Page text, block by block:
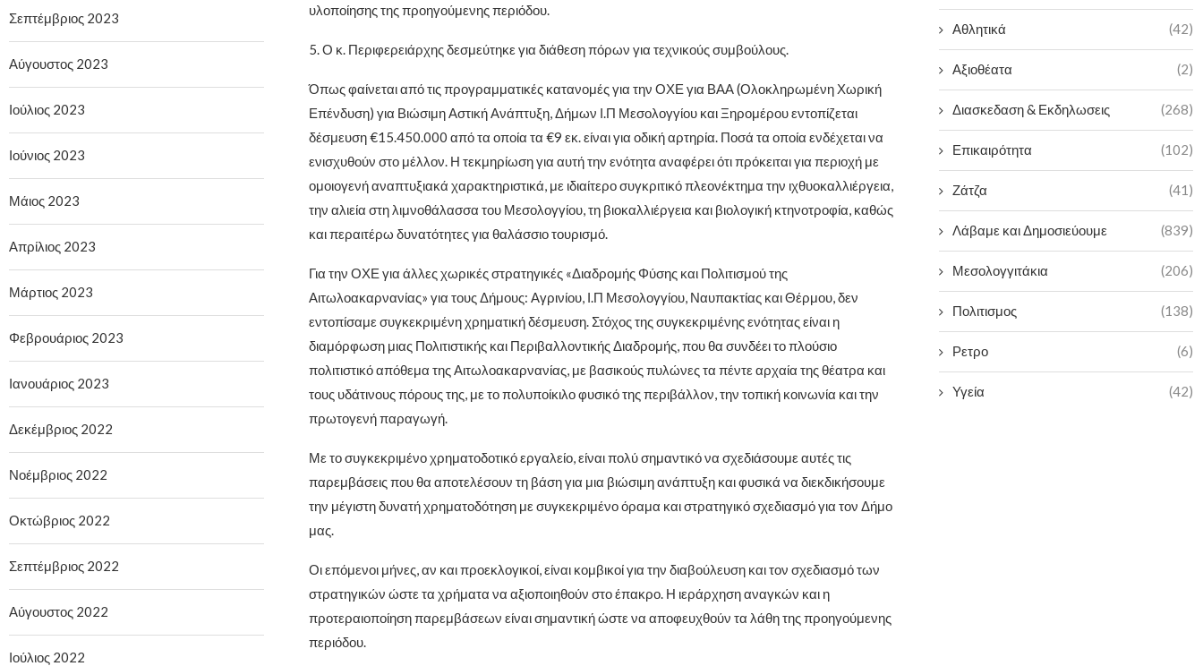
υλοποίησης της προηγούμενης περιόδου.
5. Ο κ. Περιφερειάρχης δεσμεύτηκε για διάθεση πόρων για τεχνικούς συμβούλους.
Όπως φαίνεται από τις προγραμματικές κατανομές για την ΟΧΕ για ΒΑΑ (Ολοκληρωμένη Χωρική
Επένδυση) για Βιώσιμη Αστική Ανάπτυξη, Δήμων Ι.Π Μεσολογγίου και Ξηρομέρου εντοπίζεται
δέσμευση €15.450.000 από τα οποία τα €9 εκ. είναι για οδική αρτηρία. Ποσά τα οποία ενδέχεται να
ενισχυθούν στο μέλλον. Η τεκμηρίωση για αυτή την ενότητα αναφέρει ότι πρόκειται για περιοχή με
ομοιογενή αναπτυξιακά χαρακτηριστικά, με ιδιαίτερο συγκριτικό πλεονέκτημα την ιχθυοκαλλιέργεια,
την αλιεία στη λιμνοθάλασσα του Μεσολογγίου, τη βιοκαλλιέργεια και βιολογική κτηνοτροφία, καθώς
και περαιτέρω δυνατότητες για θαλάσσιο τουρισμό.
Για την ΟΧΕ για άλλες χωρικές στρατηγικές «Διαδρομής Φύσης και Πολιτισμού της
Αιτωλοακαρνανίας» για τους Δήμους: Αγρινίου, Ι.Π Μεσολογγίου, Ναυπακτίας και Θέρμου, δεν
εντοπίσαμε συγκεκριμένη χρηματική δέσμευση. Στόχος της συγκεκριμένης ενότητας είναι η
διαμόρφωση μιας Πολιτιστικής και Περιβαλλοντικής Διαδρομής, που θα συνδέει το πλούσιο
πολιτιστικό απόθεμα της Αιτωλοακαρνανίας, με βασικούς πυλώνες τα πέντε αρχαία της θέατρα και
τους υδάτινους πόρους της, με το πολυποίκιλο φυσικό της περιβάλλον, την τοπική κοινωνία και την
πρωτογενή παραγωγή.
Με το συγκεκριμένο χρηματοδοτικό εργαλείο, είναι πολύ σημαντικό να σχεδιάσουμε αυτές τις
παρεμβάσεις που θα αποτελέσουν τη βάση για μια βιώσιμη ανάπτυξη και φυσικά να διεκδικήσουμε
την μέγιστη δυνατή χρηματοδότηση με συγκεκριμένο όραμα και στρατηγικό σχεδιασμό για τον Δήμο
μας.
Οι επόμενοι μήνες, αν και προεκλογικοί, είναι κομβικοί για την διαβούλευση και τον σχεδιασμό των
στρατηγικών ώστε τα χρήματα να αξιοποιηθούν στο έπακρο. Η ιεράρχηση αναγκών και η
προτεραιοποίηση παρεμβάσεων είναι σημαντική ώστε να αποφευχθούν τα λάθη της προηγούμενης
περιόδου.
Αθλητικά (42)
Αξιοθέατα (2)
Διασκεδαση & Εκδηλωσεις (268)
Επικαιρότητα (102)
Ζάτζα (41)
Λάβαμε και Δημοσιεύουμε (839)
Μεσολογγιτάκια (206)
Πολιτισμος (138)
Ρετρο (6)
Υγεία (42)
Σεπτέμβριος 2023
Αύγουστος 2023
Ιούλιος 2023
Ιούνιος 2023
Μάιος 2023
Απρίλιος 2023
Μάρτιος 2023
Φεβρουάριος 2023
Ιανουάριος 2023
Δεκέμβριος 2022
Νοέμβριος 2022
Οκτώβριος 2022
Σεπτέμβριος 2022
Αύγουστος 2022
Ιούλιος 2022